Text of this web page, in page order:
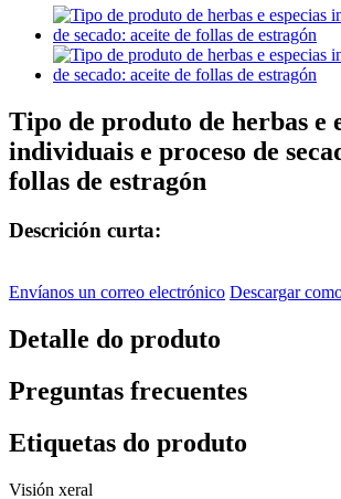
Tipo de produto de herbas e
individuais e proceso de
follas de estragón
Descrición curta:
Envíanos un correo electrónico Descargar
Detalle do produto
Preguntas frecuentes
Etiquetas do produto
Visión xeral